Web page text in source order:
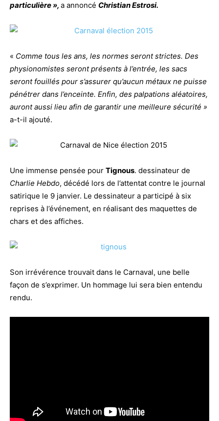
particulière », a annoncé Christian Estrosi.
« Comme tous les ans, les normes seront strictes. Des
physionomistes seront présents à l’entrée, les sacs
seront fouillés pour s’assurer qu’aucun métaux ne puisse
pénétrer dans l’enceinte. Enfin, des palpations aléatoires,
auront aussi lieu afin de garantir une meilleure sécurité »
a-t-il ajouté.
Une immense pensée pour Tignous. dessinateur de
Charlie Hebdo, décédé lors de l’attentat contre le journal
satirique le 9 janvier. Le dessinateur a participé à six
reprises à l’événement, en réalisant des maquettes de
chars et des affiches.
Son irrévérence trouvait dans le Carnaval, une belle
façon de s’exprimer. Un hommage lui sera bien entendu
rendu.